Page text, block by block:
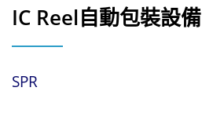
IC Reel自動包裝設備
SPR